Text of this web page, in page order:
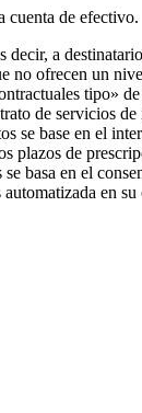
cuenta de efectivo.
decir, a
no ofrecen un
tipo»
de servicios
se base en el
plazos de
basa en el
en su